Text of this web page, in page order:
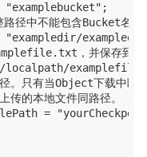
"examplebucket";
径中不能包含Bucket名
，并保存到
。只有当Object下载中断
的本地文件同路径。
=